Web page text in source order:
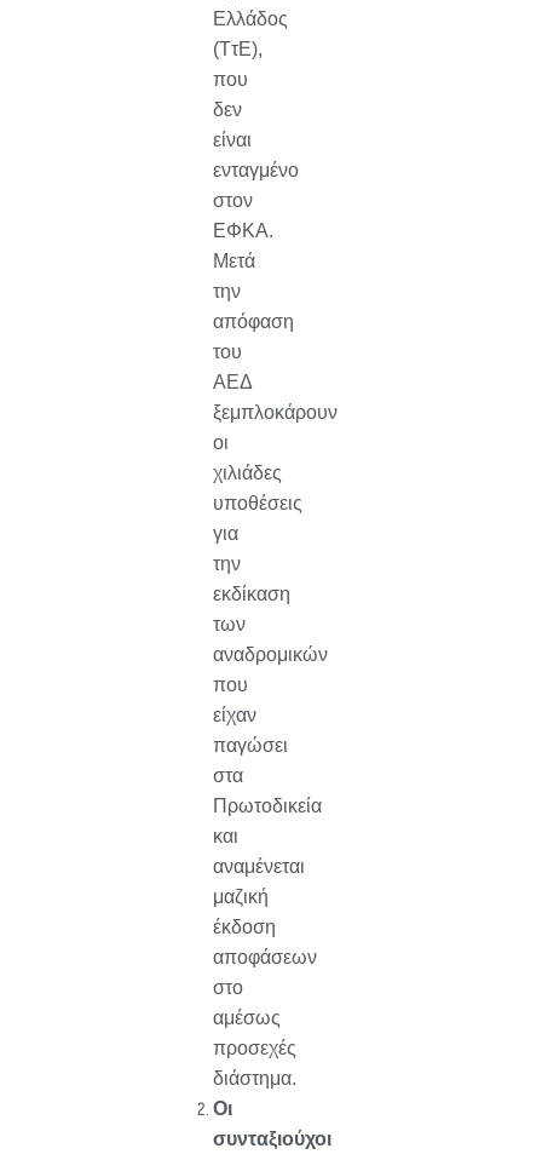
Ελλάδος
(ΤτΕ),
που
δεν
είναι
ενταγμένο
στον
ΕΦΚΑ.
Μετά
την
απόφαση
του
ΑΕΔ
ξεμπλοκάρουν
οι
χιλιάδες
υποθέσεις
για
την
εκδίκαση
των
αναδρομικών
που
είχαν
παγώσει
στα
Πρωτοδικεία
και
αναμένεται
μαζική
έκδοση
αποφάσεων
στο
αμέσως
προσεχές
διάστημα.
Οι
συνταξιούχοι